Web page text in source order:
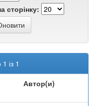
сторінку:
із 1
Автор(и)